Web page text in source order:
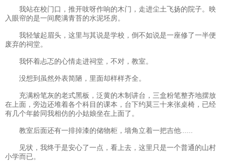
我站在校门口，推开吱呀作响的木门，走进尘土飞扬的院子。映
入眼帘的是一间爬满青苔的水泥坯房。
我轻皱起眉头，这里与其说是学校，倒不如说是一座修了一半便
废弃的祠堂。
我怀着忐忑的心情走进祠堂，不对，教室。
没想到虽然外表简陋，里面却样样齐全。
充满粉笔灰的老式黑板，泛黄的木制讲台，三盒粉笔整齐地摆放
在上面，旁边还堆着各个科目的课本，台下约莫三十来张桌椅，已经
有几个年龄同我相仿的小姑娘坐在上面了。
教室后面还有一排掉漆的储物柜，墙角立着一把吉他......
见状，我终于是安心了一点，看上去，这里只是一个普通的山村
小学而已。